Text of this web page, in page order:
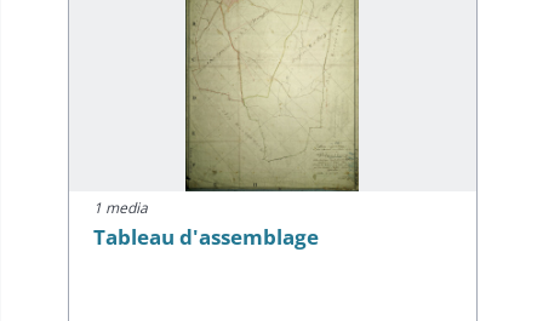
1 media
Tableau d'assemblage